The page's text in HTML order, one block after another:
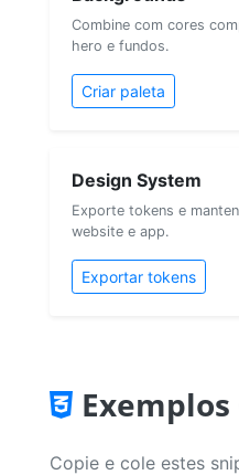
Combine com cores
hero e fundos.
Criar paleta
Design System
Exporte tokens e
website e app.
Exportar tokens
Exemplos
Copie e cole estes